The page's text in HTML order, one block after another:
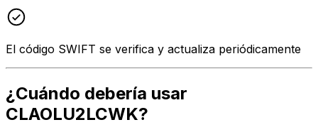
El código SWIFT se verifica y actualiza periódicamente
¿Cuándo debería usar
CLAOLU2LCWK?